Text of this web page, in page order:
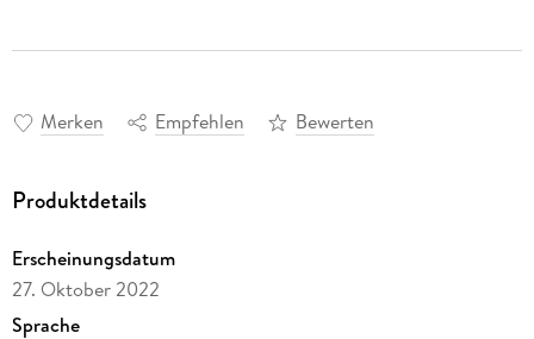
Merken Empfehlen Bewerten
Produktdetails
Erscheinungsdatum
27. Oktober 2022
Sprache